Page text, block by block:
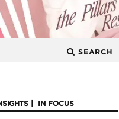
SEARCH
IN FOCUS